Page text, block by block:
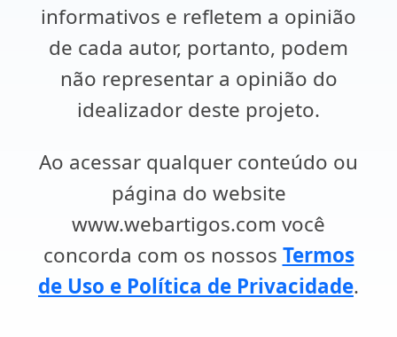
informativos e refletem a opinião
de cada autor, portanto, podem
não representar a opinião do
idealizador deste projeto.
Ao acessar qualquer conteúdo ou
página do website
www.webartigos.com você
concorda com os nossos Termos
de Uso e Política de Privacidade.